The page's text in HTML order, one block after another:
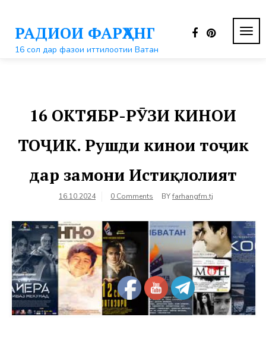
контентуРАДИОИ ФАРҲАНГ
16 сол дар фазои иттилоотии Ватан
16 ОКТЯБР-РӮЗИ КИНОИ
ТОҶИК. Рушди кинои тоҷик
дар замони Истиқлолият
16.10.2024 0 Comments BYfarhangfm.tj